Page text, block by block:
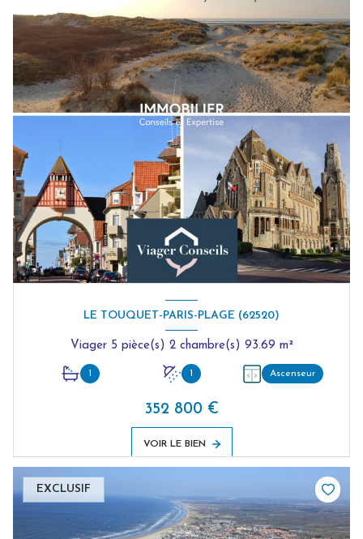
LE TOUQUET-PARIS-PLAGE (62520)
Viager 5 pièce(s) 2 chambre(s) 93.69 m²
Ascenseur
352 800 €
VOIR LE BIEN
EXCLUSIF